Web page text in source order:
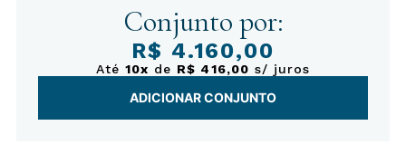
Conjunto por:
R$ 4.160,00
Até 10x de R$ 416,00 s/ juros
ADICIONAR CONJUNTO